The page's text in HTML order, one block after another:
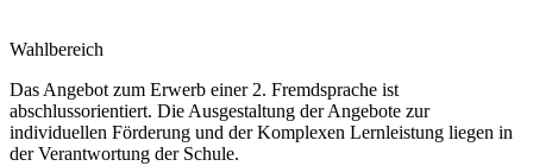
Wahlbereich
Das Angebot zum Erwerb einer 2. Fremdsprache ist
abschlussorientiert. Die Ausgestaltung der Angebote zur
individuellen Förderung und der Komplexen Lernleistung liegen in
der Verantwortung der Schule.